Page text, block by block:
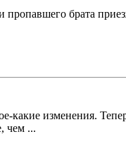
брата
изменения.
чем ...